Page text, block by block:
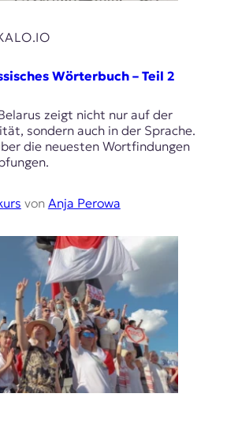
Wörterbuch – Teil 2
zeigt nicht nur auf der
sondern auch in der Sprache.
die neuesten Wortfindungen
von Anja Perowa